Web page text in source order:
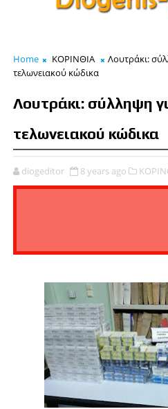
Home ΚΟΡΙΝΘΙΑ
Λουτράκι:
τελωνειακού κώδικα
Λουτράκι: σύλληψη
τελωνειακού κώδικα
diogeditor 8 years ago